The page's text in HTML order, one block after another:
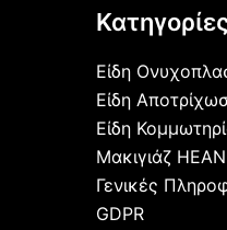
Είδη
Είδη
Είδη
Μακιγιάζ HEAN
Γενικές
GDPR